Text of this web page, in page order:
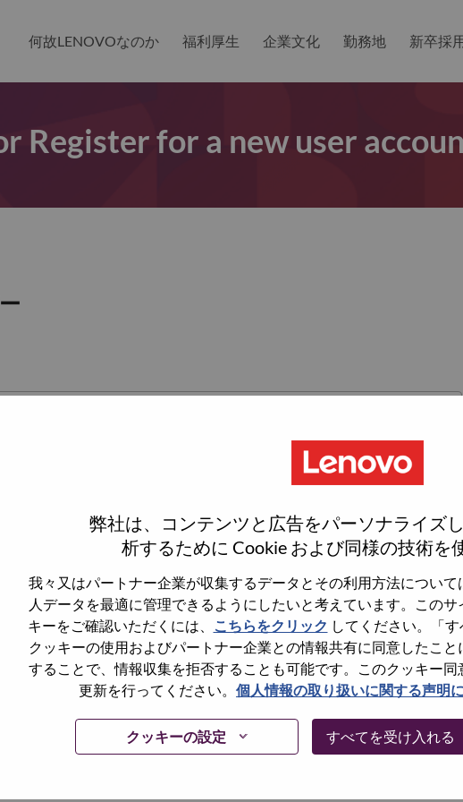
弊社は、コンテンツと広告をパーソナライズ
析するために Cookie および同様の技術を
我々又はパートナー企業が収集するデータとその利用方法につい
人データを最適に管理できるようにしたいと考えています。この
キーをご確認いただくには、
こちらをクリック してください。「
クッキーの使用およびパートナー企業との情報共有に同意したこ
することで、情報収集を拒否することも可能です。このクッキー
更新を行ってください。 個人情報の取り扱いに関する声明
クッキーの設定 すべてを受け入れる
何故LENOVOなのか 福利厚生 企業文化 勤務地 新卒採
Register for a new user
したか？
最近応募しましたでしょうか。その場合、あなたのメールアドレスは
保存されています。 よって「Forget Password?」をクリックして頂け
ログインできます。
ザーとしての登録時に問題が発生した場合は、エラーの詳細内容と該
ョットのデータを添えて、当社HRサポート 担当
までお問い合わせ頂けますか。またメールの件名に「Applicant
てください。内容を確認後、サポート担当よりご連絡いたします。